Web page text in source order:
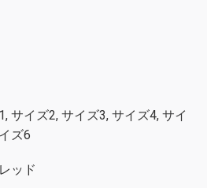
サイズ2, サイズ3, サイズ4, サイ
ズ6
ッド